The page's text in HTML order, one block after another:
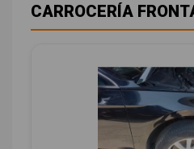
CARROCERÍA